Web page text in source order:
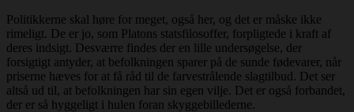
Politikkerne skal høre for meget, også her, og det er måske ikke
rimeligt. De er jo, som Platons statsfilosoffer, forpligtede i kraft af
deres indsigt. Desværre findes der en lille undersøgelse, der
forsigtigt antyder, at befolkningen sparer på de sunde fødevarer, når
priserne hæves for at få råd til de farvestrålende slagtilbud. Det ser
altså ud til, at befolkningen har sin egen vilje. Det er også forbandet,
der er så hyggeligt i hulen foran skyggebillederne.